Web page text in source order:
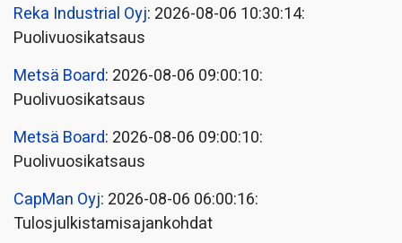
Reka Industrial Oyj: 2026-08-06 10:30:14:
Puolivuosikatsaus
Metsä Board: 2026-08-06 09:00:10:
Puolivuosikatsaus
Metsä Board: 2026-08-06 09:00:10:
Puolivuosikatsaus
CapMan Oyj: 2026-08-06 06:00:16:
Tulosjulkistamisajankohdat